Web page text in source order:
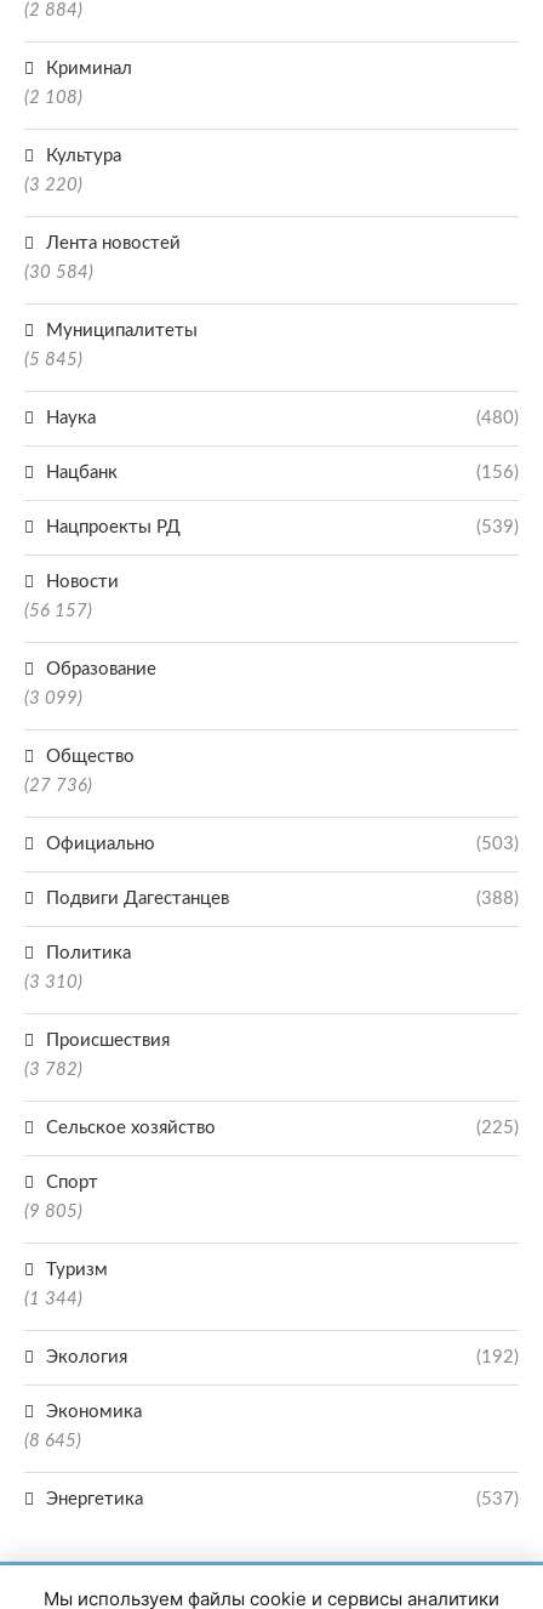
(2 884)
Криминал
(2 108)
Культура
(3 220)
Лента новостей
(30 584)
Муниципалитеты
(5 845)
Наука (480)
Нацбанк (156)
Нацпроекты РД (539)
Новости
(56 157)
Образование
(3 099)
Общество
(27 736)
Официально (503)
Подвиги Дагестанцев (388)
Политика
(3 310)
Происшествия
(3 782)
Сельское хозяйство (225)
Спорт
(9 805)
Туризм
(1 344)
Экология (192)
Экономика
(8 645)
Энергетика (537)
Мы используем файлы cookie и сервисы аналитики